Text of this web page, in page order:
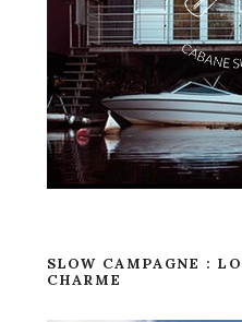
SLOW CAMPAGNE :
CHARME